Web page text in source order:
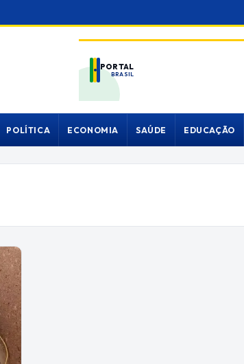
PORTAL
BRASIL
POLÍTICA ECONOMIA SAÚDE EDUCAÇÃO